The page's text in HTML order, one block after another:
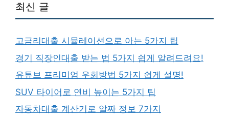
최신 글
고금리대출 시뮬레이션으로 아는 5가지 팁
경기 직장인대출 받는 법 5가지 쉽게 알려드려요!
유튜브 프리미엄 우회방법 5가지 쉽게 설명!
SUV 타이어로 연비 높이는 5가지 팁
자동차대출 계산기로 알짜 정보 7가지